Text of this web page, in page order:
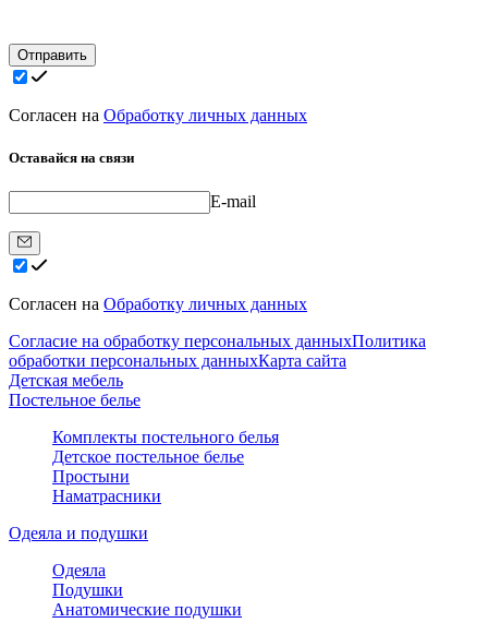
Отправить
Согласен на Обработку личных данных
Оставайся на связи
E-mail
Согласен на Обработку личных данных
Согласие на обработку персональных данныхПолитика
обработки персональных данныхКарта сайта
Детская мебель
Постельное белье
Комплекты постельного белья
Детское постельное белье
Простыни
Наматрасники
Одеяла и подушки
Одеяла
Подушки
Анатомические подушки